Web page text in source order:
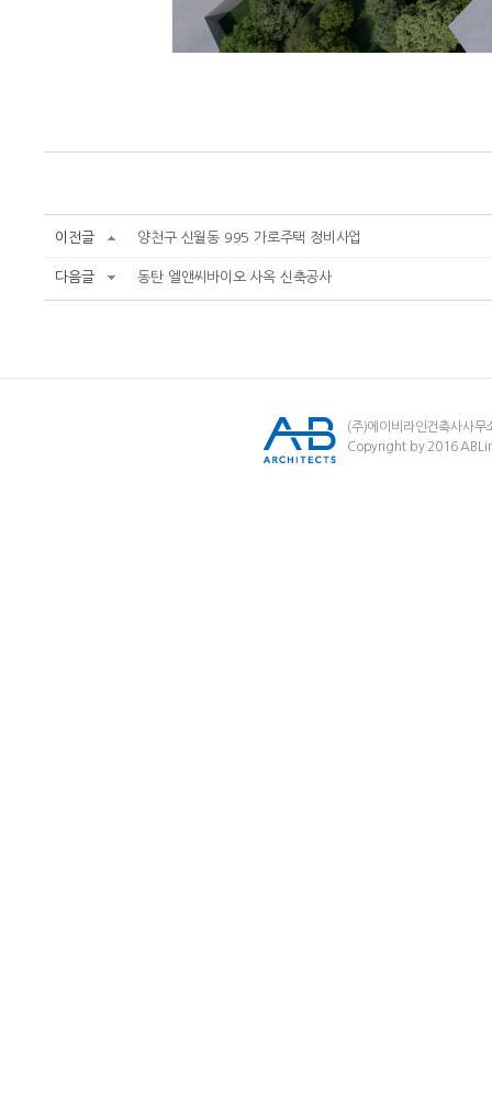
이전글 양천구 신월동 995 가로주택 정비사업
다음글 동탄 엘앤씨바이오 사옥 신축공사
(주)에이비라인건축사사무
Copyright by 2016